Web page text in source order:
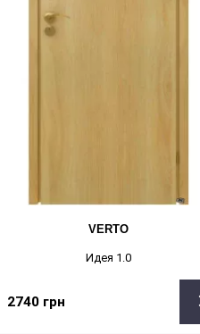
VERTO
Идея 1.0
2740 грн